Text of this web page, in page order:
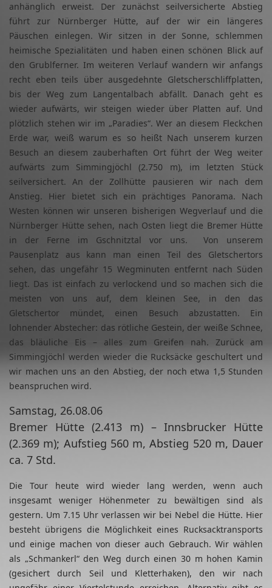
anhänglich erweist. Der zunächst seilversicherte Abstieg
führt zur Nürnberger Hütte, auf der wir ein längeres
Päuschen einlegen. Wir sitzen in der Sonne, schlemmen
heimische Spezialitäten und haben einen schönen Blick auf
den Grublferner. Im weiteren Verlauf wandern wir anfangs
recht eben teils über ausgedehnte Gletscherschliffplatten,
bis der Weg zum Langentalbach abfällt. Danach geht es
wieder aufwärts, wir steigen wieder über Platten auf. Und
plötzlich stehen wir im „Paradies“. Wer an diesem Fleckchen
Erde war, weiß warum es so heißt Nach unserem kurzen
Besuch an diesem zauberhaften Ort führt der Weg weiter
aufwärts zum Simmingjöchl (2.750 m), im letzten Stück
seilversichert. An der Zollhütte pausieren wir nach dem
Anstieg. Hier bietet sich ein prächtiges Panorama. Nach
Westen können wir unseren bisherigen Wegverlauf und die
Nürnberger Hütte sehen, nach Osten liegt die Bremer Hütte
in der Ferne im Gschnitztal vor uns. Von unserem
Pausenplatz aus kann man einen Teil des Gletschertors
sehen, das ungefähr 15 Wegminuten entfernt nach Süden
liegt. Das ist einfach zu verlockend und so machen sich die
meisten von uns auf, dem kleinen See, in den das
Gletschertor mündet, einen Besuch abzustatten. Ein
lohnender Abstecher: das rötliche Gestein, der weiße Schnee,
das bläuliche Eis – alles zum Greifen nah. Zurück am
Simmingjöchl werden wieder die Rucksäcke geschultert und
wir machen uns an den Abstieg, der noch etwa 1,5 Stunden
beanspruchen wird.
Samstag, 26.08.06
Bremer Hütte (2.413 m) – Innsbrucker Hütte
(2.369 m); Aufstieg 560 m, Abstieg 520 m, Dauer
ca. 7 Std.
Die Tour heute wird wieder lang werden, wenn auch
insgesamt weniger Höhenmeter zu bewältigen sind als
gestern. Um 7.15 Uhr verlassen wir bei Nebel die Hütte. Hier
besteht übrigens die Möglichkeit eines Rucksacktransports
und einige machen von dieser auch Gebrauch. Wir wählen
als „Schmankerl“ den Weg durch einen 30 m hohen Kamin
(gesichert durch Seil und Kletterhaken), den wir nach